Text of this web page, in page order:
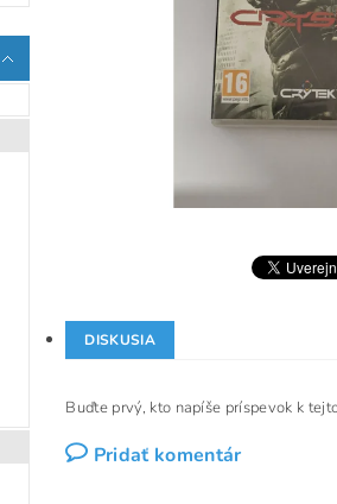
DISKUSIA
Buďte prvý, kto napíše príspevok k
Pridať komentár